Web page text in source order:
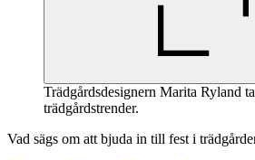
Trädgårdsdesignern Marita Ryland
trädgårdstrender.
Vad sägs om att bjuda in till fest i